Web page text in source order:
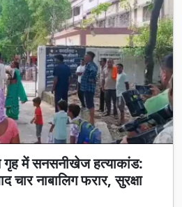
गृह में सनसनीखेज हत्याकांड:
चार नाबालिग फरार, सुरक्षा